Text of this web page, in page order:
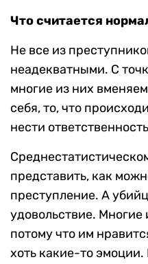
Что считается
Не все из
неадекватными. С
многие из них
себя, то, что
нести
представить, как
преступление. А
удовольствие. Многие
потому что им
хоть какие-то